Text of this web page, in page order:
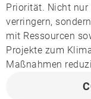
Priorität. Nicht nur
verringern,
mit Ressourcen
Projekte zum
Maßnahmen